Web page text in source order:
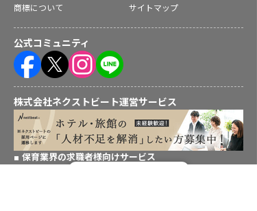
商標について
サイトマップ
公式コミュニティ
株式会社ネクストビート運営サービス
保育業界の求職者様向けサービス